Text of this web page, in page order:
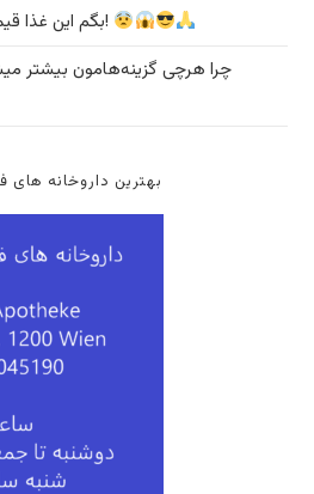
بگم این غذا قیمتش چن بود, شاخ درمیارین!
چرا هرچی گزینه‌هامون بیشتر
بهترین داروخانه های